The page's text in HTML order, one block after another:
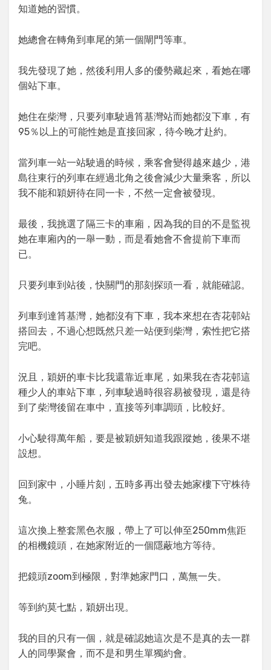
知道她的習慣。
她總會在轉角到車尾的第一個閘門等車。
我先發現了她，然後利用人多的優勢藏起來，看她在哪
個站下車。
她住在柴灣，只要列車駛過筲基灣站而她都沒下車，有
95％以上的可能性她是直接回家，待今晚才赴約。
當列車一站一站駛過的時候，乘客會變得越來越少，港
島往東行的列車在經過北角之後會減少大量乘客，所以
我不能和穎妍待在同一卡，不然一定會被發現。
最後，我挑選了隔三卡的車廂，因為我的目的不是監視
她在車廂內的一舉一動，而是看她會不會提前下車而
已。
只要列車到站後，快關門的那刻探頭一看，就能確認。
列車到達筲基灣，她都沒有下車，我本來想在杏花邨站
搭回去，不過心想既然只差一站便到柴灣，索性把它搭
完吧。
況且，穎妍的車卡比我還靠近車尾，如果我在杏花邨這
種少人的車站下車，列車駛過時很容易被發現，還是待
到了柴灣後留在車中，直接等列車調頭，比較好。
小心駛得萬年船，要是被穎妍知道我跟蹤她，後果不堪
設想。
回到家中，小睡片刻，五時多再出發去她家樓下守株待
兔。
這次換上整套黑色衣服，帶上了可以伸至250mm焦距
的相機鏡頭，在她家附近的一個隱蔽地方等待。
把鏡頭zoom到極限，對準她家門口，萬無一失。
等到約莫七點，穎妍出現。
我的目的只有一個，就是確認她這次是不是真的去一群
人的同學聚會，而不是和男生單獨約會。